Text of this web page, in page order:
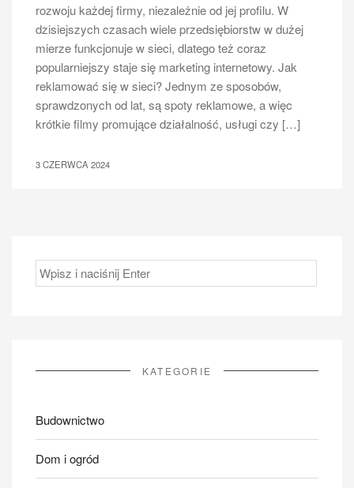
rozwoju każdej firmy, niezależnie od jej profilu. W
dzisiejszych czasach wiele przedsiębiorstw w dużej
mierze funkcjonuje w sieci, dlatego też coraz
popularniejszy staje się marketing internetowy. Jak
reklamować się w sieci? Jednym ze sposobów,
sprawdzonych od lat, są spoty reklamowe, a więc
krótkie filmy promujące działalność, usługi czy […]
3 CZERWCA 2024
Szukaj:
KATEGORIE
Budownictwo
Dom i ogród